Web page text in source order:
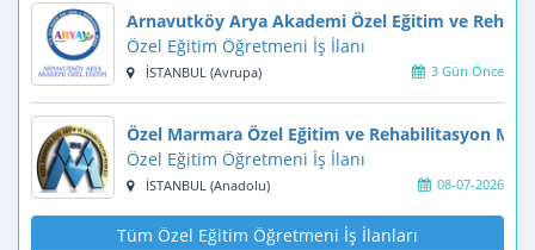
Arnavutköy Arya Akademi Özel Eğitim ve
Özel Eğitim Öğretmeni İş İlanı
3 Gün Önce
İSTANBUL (Avrupa)
Özel Marmara Özel Eğitim ve Rehabilitasyon
Özel Eğitim Öğretmeni İş İlanı
08-07-2026
İSTANBUL (Anadolu)
Tüm Özel Eğitim Öğretmeni İş İlanları